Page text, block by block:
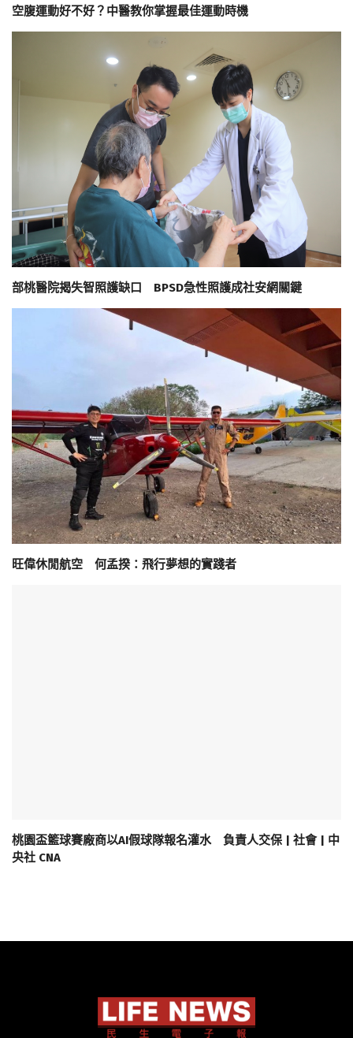
空腹運動好不好？中醫教你掌握最佳運動時機
部桃醫院揭失智照護缺口 BPSD急性照護成社安網關鍵
旺偉休閒航空 何孟揆：飛行夢想的實踐者
桃園盃籃球賽廠商以AI假球隊報名灌水 負責人交保 | 社會 | 中
央社 CNA